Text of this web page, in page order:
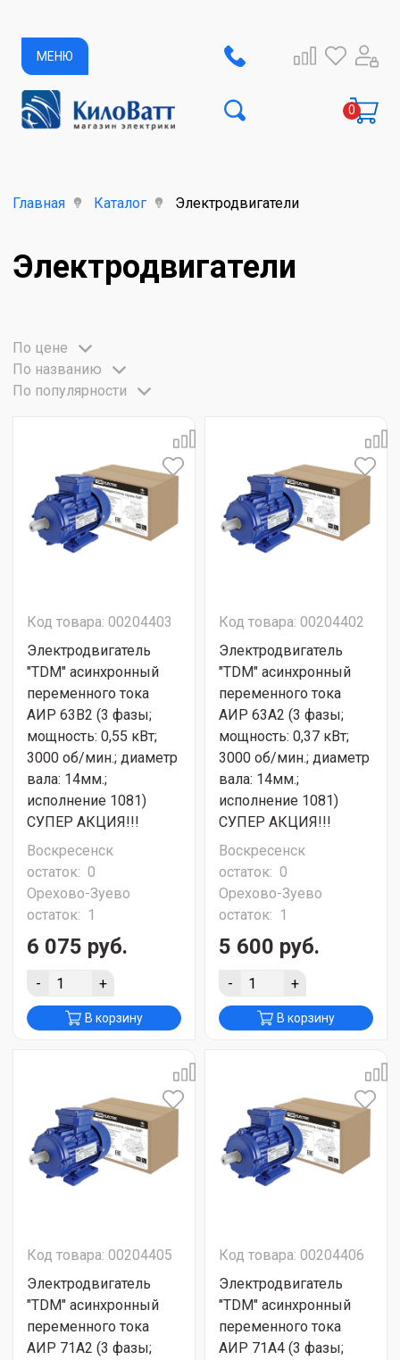
МЕНЮ
Главная Каталог Электродвигатели
Электродвигатели
По цене
По названию
По популярности
Код товара: 00204403
Электродвигатель
"TDM" асинхронный
переменного тока
АИР 63B2 (3 фазы;
мощность: 0,55 кВт;
3000 об/мин.; диаметр
вала: 14мм.;
исполнение 1081)
СУПЕР АКЦИЯ!!!
Воскресенск
остаток: 0
Орехово-Зуево
остаток: 1
6 075 руб.
- +
В корзину
Код товара: 00204402
Электродвигатель
"TDM" асинхронный
переменного тока
АИР 63А2 (3 фазы;
мощность: 0,37 кВт;
3000 об/мин.; диаметр
вала: 14мм.;
исполнение 1081)
СУПЕР АКЦИЯ!!!
Воскресенск
остаток: 0
Орехово-Зуево
остаток: 1
5 600 руб.
- +
В корзину
Код товара: 00204405
Электродвигатель
"TDM" асинхронный
переменного тока
АИР 71A2 (3 фазы;
Код товара: 00204406
Электродвигатель
"TDM" асинхронный
переменного тока
АИР 71A4 (3 фазы;